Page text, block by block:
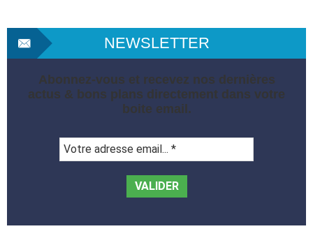
NEWSLETTER
Abonnez-vous et recevez nos dernières
actus & bons plans directement dans votre
boite email.
adresse